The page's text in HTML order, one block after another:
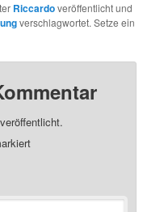
Riccardoveröffentlicht und
verschlagwortet. Setze ein